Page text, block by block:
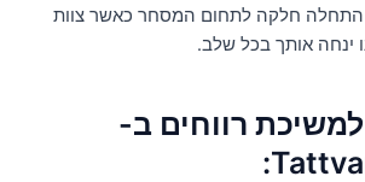
חלקה לתחום המסחר כאשר צוות
אותך בכל שלב.
רווחים ב-